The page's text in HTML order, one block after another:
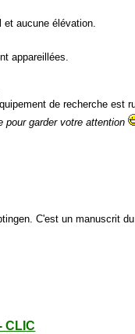
et aucune élévation.
appareillées.
de recherche est
pour garder votre attention
C'est un manuscrit
CLIC